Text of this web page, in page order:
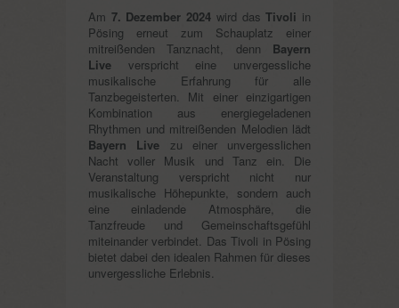
Am 7. Dezember 2024 wird dasTivoli in
Pösing erneut zum Schauplatz einer
mitreißenden Tanznacht, denn Bayern
Live verspricht eine unvergessliche
musikalische Erfahrung für alle
Tanzbegeisterten. Mit einer einzigartigen
Kombination aus energiegeladenen
Rhythmen und mitreißenden Melodien lädt
Bayern Live zu einer unvergesslichen
Nacht voller Musik und Tanz ein. Die
Veranstaltung verspricht nicht nur
musikalische Höhepunkte, sondern auch
eine einladende Atmosphäre, die
Tanzfreude und Gemeinschaftsgefühl
miteinander verbindet. Das Tivoli in Pösing
bietet dabei den idealen Rahmen für dieses
unvergessliche Erlebnis.